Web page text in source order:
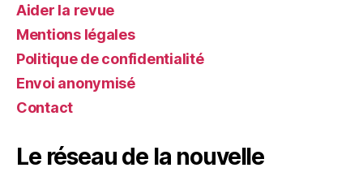
Aider la revue
Mentions légales
Politique de confidentialité
Envoi anonymisé
Contact
Le réseau de la nouvelle